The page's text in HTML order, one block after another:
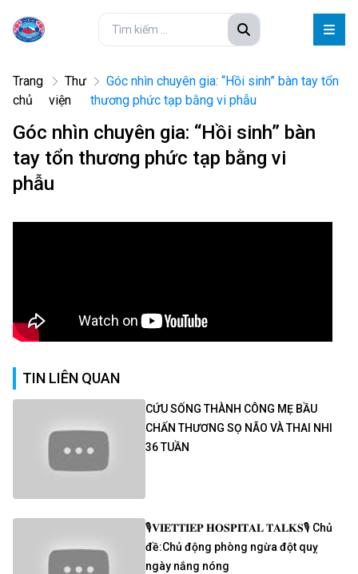
Trang
chủ
Thư
viện
Góc nhìn chuyên gia: “Hồi sinh” bàn tay tổn
thương phức tạp bằng vi phẫu
Góc nhìn chuyên gia: “Hồi sinh” bàn
tay tổn thương phức tạp bằng vi
phẫu
TIN LIÊN QUAN
CỨU SỐNG THÀNH CÔNG MẸ BẦU
CHẤN THƯƠNG SỌ NÃO VÀ THAI NHI
36 TUẦN
🎙𝐕𝐈𝐄𝐓𝐓𝐈𝐄𝐏 𝐇𝐎𝐒𝐏𝐈𝐓𝐀𝐋 𝐓𝐀𝐋𝐊𝐒🎙 Chủ
đề:Chủ động phòng ngừa đột quỵ
ngày nắng nóng